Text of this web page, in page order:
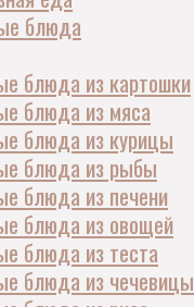
блюда
блюда из картошки
блюда из мяса
блюда из курицы
блюда из рыбы
блюда из печени
блюда из овощей
блюда из теста
блюда из чечевицы